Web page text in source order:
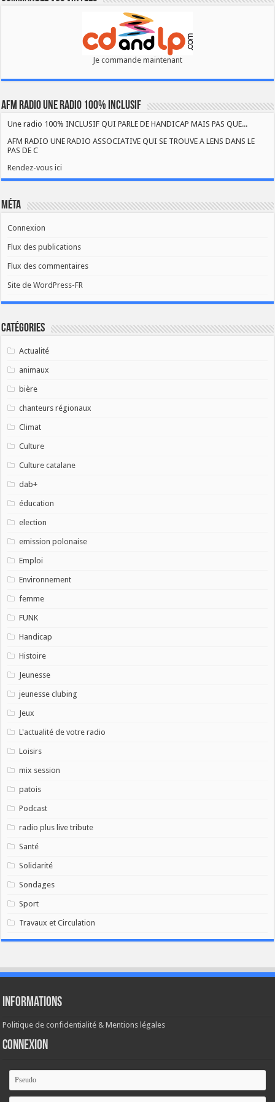
Je commande maintenant
AFM RADIO UNE RADIO 100% INCLUSIF
Une radio 100% INCLUSIF QUI PARLE DE HANDICAP MAIS PAS QUE...
AFM RADIO UNE RADIO ASSOCIATIVE QUI SE TROUVE A LENS DANS LE
PAS DE C
Rendez-vous ici
Méta
Connexion
Flux des publications
Flux des commentaires
Site de WordPress-FR
Catégories
Actualité
animaux
bière
chanteurs régionaux
Climat
Culture
Culture catalane
dab+
éducation
election
emission polonaise
Emploi
Environnement
femme
FUNK
Handicap
Histoire
Jeunesse
jeunesse clubing
Jeux
L'actualité de votre radio
Loisirs
mix session
patois
Podcast
radio plus live tribute
Santé
Solidarité
Sondages
Sport
Travaux et Circulation
Informations
Politique de confidentialité & Mentions légales
Connexion